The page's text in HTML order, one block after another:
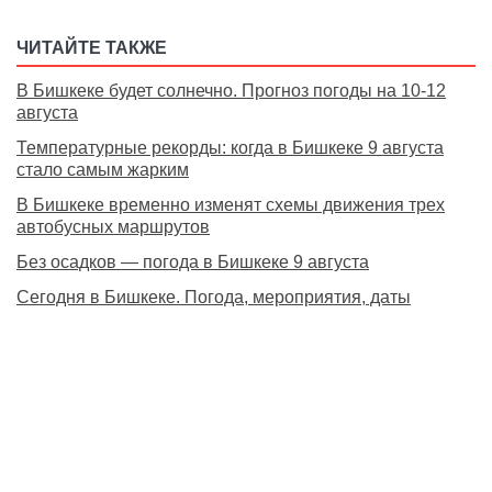
ЧИТАЙТЕ ТАКЖЕ
В Бишкеке будет солнечно. Прогноз погоды на 10-12
августа
Температурные рекорды: когда в Бишкеке 9 августа
стало самым жарким
В Бишкеке временно изменят схемы движения трех
автобусных маршрутов
Без осадков — погода в Бишкеке 9 августа
Сегодня в Бишкеке. Погода, мероприятия, даты